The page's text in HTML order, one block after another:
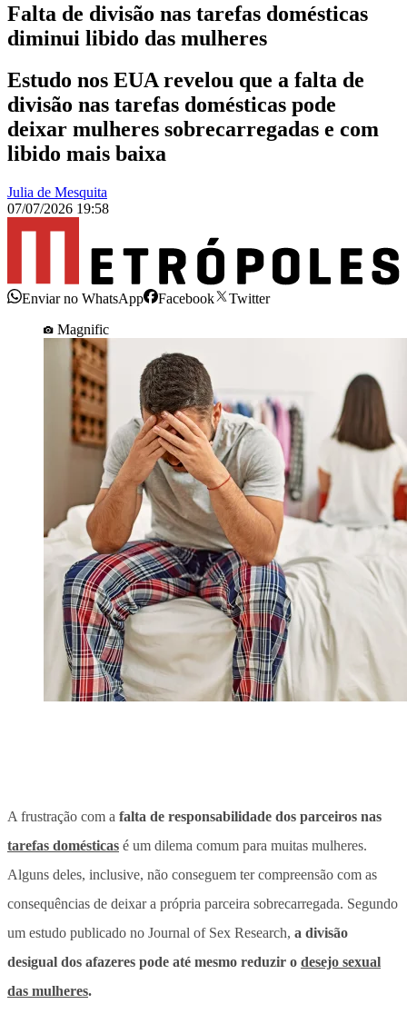
Falta de divisão nas tarefas domésticas
diminui libido das mulheres
Estudo nos EUA revelou que a falta de
divisão nas tarefas domésticas pode
deixar mulheres sobrecarregadas e com
libido mais baixa
Julia de Mesquita
07/07/2026 19:58
Enviar no WhatsApp Facebook
Twitter
Magnific
A frustração com a falta de responsabilidade dos parceiros nas
tarefas domésticas é um dilema comum para muitas mulheres.
Alguns deles, inclusive, não conseguem ter compreensão com as
consequências de deixar a própria parceira sobrecarregada. Segundo
um estudo publicado no Journal of Sex Research, a divisão
desigual dos afazeres pode até mesmo reduzir o desejo sexual
das mulheres.